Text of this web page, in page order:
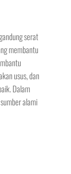
serat
membantu
usus, dan
Dalam
alami